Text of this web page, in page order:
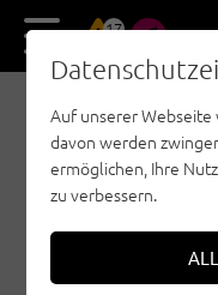
17 DE
Auf unserer
davon werden
ermöglichen, Ihre
zu verbessern.